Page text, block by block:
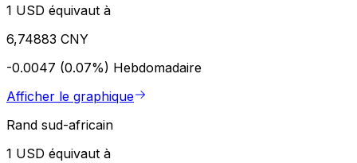
1 USD équivaut à
6,74883 CNY
-0.0047 (0.07%) Hebdomadaire
Afficher le graphique
Rand sud-africain
1 USD équivaut à